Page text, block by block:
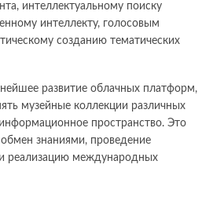
интеллектуальному поиску
интеллекту, голосовым
созданию тематических
развитие облачных платформ,
музейные коллекции различных
пространство. Это
знаниями, проведение
реализацию международных